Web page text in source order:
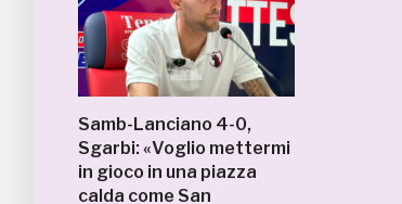
Samb-Lanciano 4-0,
Sgarbi: «Voglio mettermi
in gioco in una piazza
calda come San